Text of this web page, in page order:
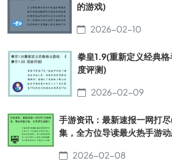
的游戏)
2026-02-10
拳皇1.9(重新定义经典
度评测)
2026-02-09
手游资讯：最新速报一网打
集，全方位导读最火热手游
2026-02-08